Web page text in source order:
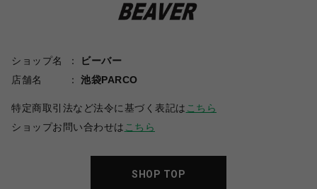
ショップ名
ビーバー
店舗名
池袋PARCO
特定商取引法など法令に基づく表記は こちら
ショップお問い合わせは こちら
SHOP TOP